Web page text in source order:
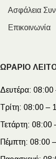
Ασφάλεια
Επικοινωνία
ΩΡΑΡΙΟ
Δευτέρα: 08:00
Τρίτη: 08:00 –
Τετάρτη: 08:00
Πέμπτη: 08:00